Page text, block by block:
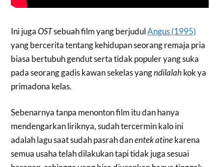
Ini jugaOSTsebuah film yang berjudulAngus (1995)
yang bercerita tentang kehidupan seorang remaja pria
biasa bertubuh gendut serta tidak populer yang suka
pada seorang gadis kawan sekelas yangndilalahkok ya
primadona kelas.
Sebenarnya tanpa menonton film itu dan hanya
mendengarkan liriknya, sudah tercermin kalo ini
adalah lagu saat sudah pasrah danentek atinekarena
semua usaha telah dilakukan tapi tidak juga sesuai